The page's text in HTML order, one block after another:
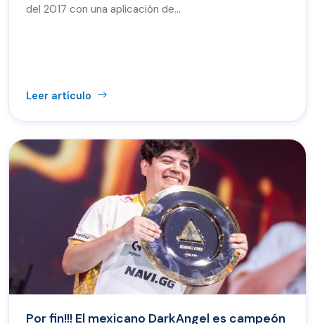
del 2017 con una aplicación de…
Leer artículo
Por fin!!! El mexicano DarkAngel es campeón